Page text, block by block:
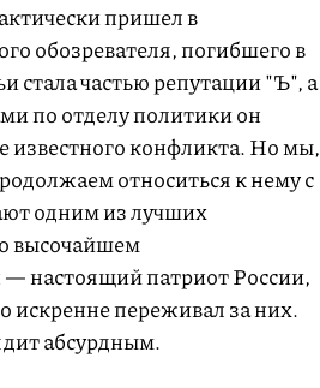
пришел в
обозревателя, погибшего в
стала частью репутации "Ъ", а
по отделу политики он
известного конфликта. Но мы,
относиться к нему с
одним из лучших
высочайшем
— настоящий патриот России,
искренне переживал за них.
абсурдным.